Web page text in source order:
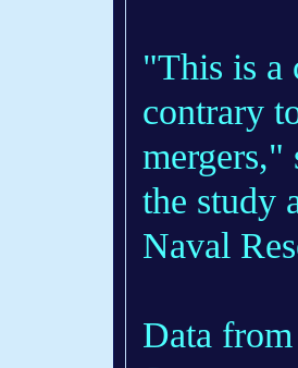
"This is a
contrary
mergers,"
the study
Naval
Data